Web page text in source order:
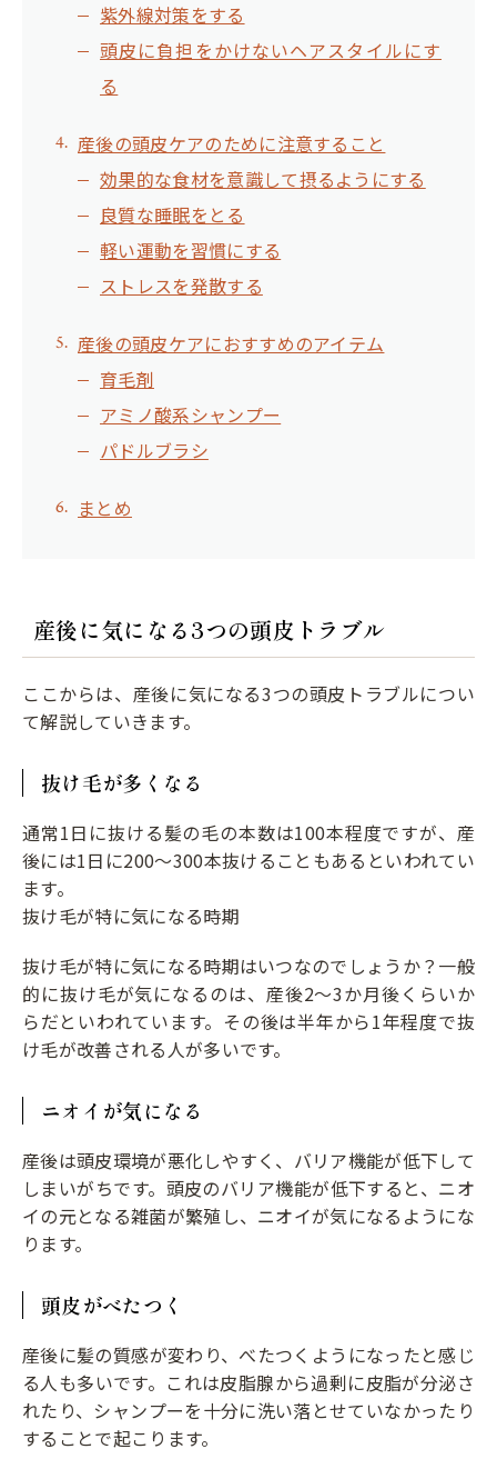
紫外線対策をする
頭皮に負担をかけないヘアスタイルにす
る
産後の頭皮ケアのために注意すること
効果的な食材を意識して摂るようにする
良質な睡眠をとる
軽い運動を習慣にする
ストレスを発散する
産後の頭皮ケアにおすすめのアイテム
育毛剤
アミノ酸系シャンプー
パドルブラシ
まとめ
産後に気になる3つの頭皮トラブル
ここからは、産後に気になる3つの頭皮トラブルについ
て解説していきます。
抜け毛が多くなる
通常1日に抜ける髪の毛の本数は100本程度ですが、産
後には1日に200〜300本抜けることもあるといわれてい
ます。
抜け毛が特に気になる時期
抜け毛が特に気になる時期はいつなのでしょうか？一般
的に抜け毛が気になるのは、産後2〜3か月後くらいか
らだといわれています。その後は半年から1年程度で抜
け毛が改善される人が多いです。
ニオイが気になる
産後は頭皮環境が悪化しやすく、バリア機能が低下して
しまいがちです。頭皮のバリア機能が低下すると、ニオ
イの元となる雑菌が繁殖し、ニオイが気になるようにな
ります。
頭皮がべたつく
産後に髪の質感が変わり、べたつくようになったと感じ
る人も多いです。これは皮脂腺から過剰に皮脂が分泌さ
れたり、シャンプーを十分に洗い落とせていなかったり
することで起こります。